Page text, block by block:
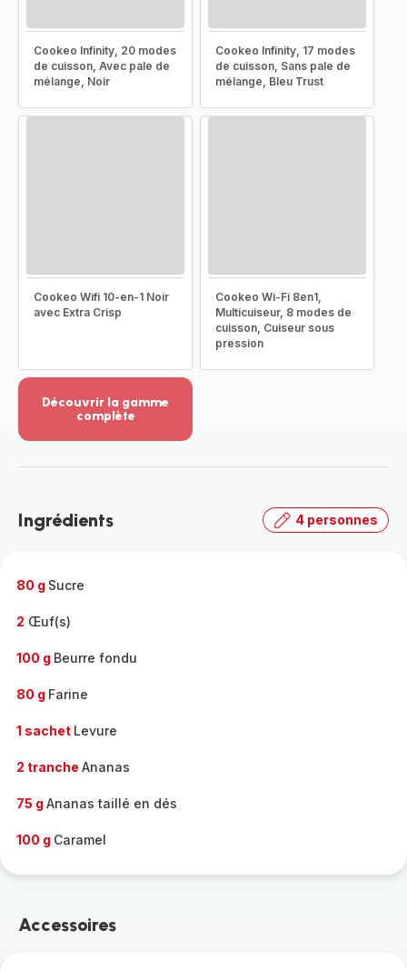
Cookeo Infinity, 20 modes
de cuisson, Avec pale de
mélange, Noir
Cookeo Infinity, 17 modes
de cuisson, Sans pale de
mélange, Bleu Trust
Cookeo Wifi 10-en-1 Noir
avec Extra Crisp
Cookeo Wi-Fi 8en1,
Multicuiseur, 8 modes de
cuisson, Cuiseur sous
pression
Découvrir la gamme
complète
-
gamme
Ingrédients 4 personnes
80 g Sucre
2 Œuf(s)
100 g Beurre fondu
80 g Farine
1 sachet Levure
2 tranche Ananas
75 g Ananas taillé en dés
100 g Caramel
Accessoires